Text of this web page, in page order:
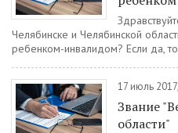
Челябинске и Челябинской
ребенком-инвалидом? Если да,
17 июль
Звание
области"